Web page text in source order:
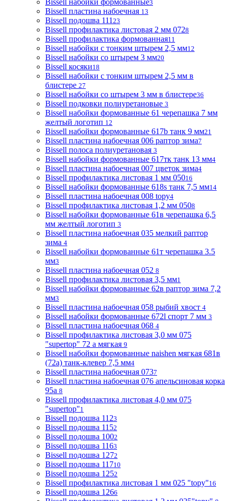
Bissell набойки формованные3
Bissell пластина набоечная 13
Bissell подошва 111 23
Bissell профилактика листовая 2 мм 0728
Bissell профилактика формованная11
Bissell набойки с тонким штырем 2,5 мм12
Bissell набойки со штырем 3 мм20
Bissell косяки18
Bissell набойки с тонким штырем 2,5 мм в
блистере 27
Bissell набойки со штырем 3 мм в блистере36
Bissell подковки полиуретановые 3
Bissell набойки формованные 61 черепашка 7 мм
желтый логотип 12
Bissell набойки формованные 617b танк 9 мм21
Bissell пластина набоечная 006 раптор зима7
Bissell полоса полиуретановая 3
Bissell набойки формованные 617тк танк 13 мм4
Bissell пластина набоечная 007 цветок зима4
Bissell профилактика листовая 1 мм 05016
Bissell набойки формованные 618s танк 7,5 мм14
Bissell пластина набоечная 008 topy4
Bissell профилактика листовая 1,2 мм 0508
Bissell набойки формованные 61в черепашка 6,5
мм желтый логотип 3
Bissell пластина набоечная 035 мелкий раптор
зима 4
Bissell набойки формованные 61т черепашка 3.5
мм3
Bissell пластина набоечная 052 8
Bissell профилактика листовая 3,5 мм1
Bissell набойки формованные 62в раптор зима 7,2
мм3
Bissell пластина набоечная 058 рыбий хвост 4
Bissell набойки формованные 672l спорт 7 мм 3
Bissell пластина набоечная 068 4
Bissell профилактика листовая 3,0 мм 075
"supertop" 72 а мягкая 9
Bissell набойки формованные naishen мягкая 681в
(72a) танк-клевер 7,5 мм4
Bissell пластина набоечная 0737
Bissell пластина набоечная 076 апельсиновая корка
95а 8
Bissell профилактика листовая 4,0 мм 075
"supertop"1
Bissell подошва 1123
Bissell подошва 1152
Bissell подошва 1002
Bissell подошва 1163
Bissell подошва 1272
Bissell подошва 11710
Bissell подошва 1252
Bissell профилактика листовая 1 мм 025 "topy"16
Bissell подошва 1266